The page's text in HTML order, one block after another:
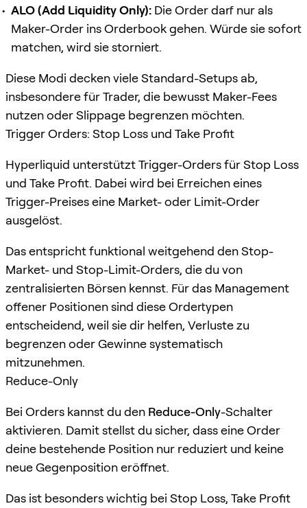
ALO (Add Liquidity Only): Die Order darf nur als
Maker-Order ins Orderbook gehen. Würde sie sofort
matchen, wird sie storniert.
Diese Modi decken viele Standard-Setups ab,
insbesondere für Trader, die bewusst Maker-Fees
nutzen oder Slippage begrenzen möchten.
Trigger Orders: Stop Loss und Take Profit
Hyperliquid unterstützt Trigger-Orders für Stop Loss
und Take Profit. Dabei wird bei Erreichen eines
Trigger-Preises eine Market- oder Limit-Order
ausgelöst.
Das entspricht funktional weitgehend den Stop-
Market- und Stop-Limit-Orders, die du von
zentralisierten Börsen kennst. Für das Management
offener Positionen sind diese Ordertypen
entscheidend, weil sie dir helfen, Verluste zu
begrenzen oder Gewinne systematisch
mitzunehmen.
Reduce-Only
Bei Orders kannst du den Reduce-Only-Schalter
aktivieren. Damit stellst du sicher, dass eine Order
deine bestehende Position nur reduziert und keine
neue Gegenposition eröffnet.
Das ist besonders wichtig bei Stop Loss, Take Profit